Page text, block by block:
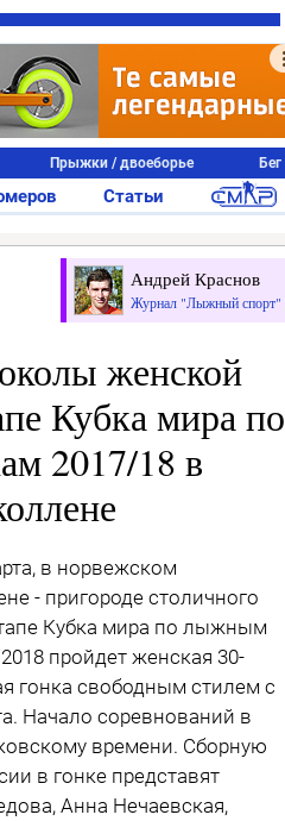
Прыжки / двоеборье Бег
Статьи
Андрей Краснов
Журнал "Лыжный спорт"
женской
Кубка мира по
2017/18 в
в норвежском
- пригороде столичного
Кубка мира по лыжным
пройдет женская 30-
гонка свободным стилем с
Начало соревнований в
времени. Сборную
в гонке представят
Анна Нечаевская,